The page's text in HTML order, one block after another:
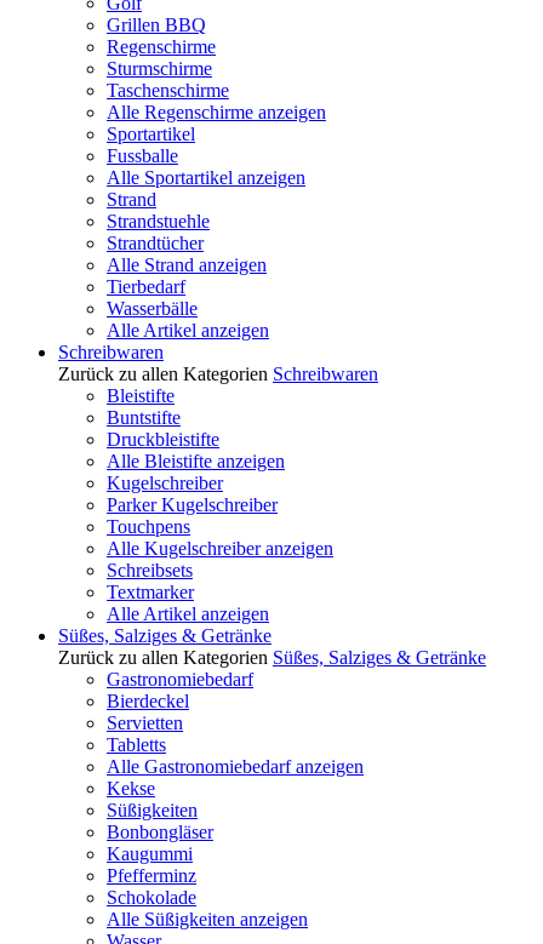
Grillen BBQ
Regenschirme
Sturmschirme
Taschenschirme
Alle Regenschirme anzeigen
Sportartikel
Fussballe
Alle Sportartikel anzeigen
Strand
Strandstuehle
Strandtücher
Alle Strand anzeigen
Tierbedarf
Wasserbälle
Alle Artikel anzeigen
Schreibwaren
Zurück zu allen Kategorien Schreibwaren
Bleistifte
Buntstifte
Druckbleistifte
Alle Bleistifte anzeigen
Kugelschreiber
Parker Kugelschreiber
Touchpens
Alle Kugelschreiber anzeigen
Schreibsets
Textmarker
Alle Artikel anzeigen
Süßes, Salziges & Getränke
Zurück zu allen Kategorien Süßes, Salziges & Getränke
Gastronomiebedarf
Bierdeckel
Servietten
Tabletts
Alle Gastronomiebedarf anzeigen
Kekse
Süßigkeiten
Bonbongläser
Kaugummi
Pfefferminz
Schokolade
Alle Süßigkeiten anzeigen